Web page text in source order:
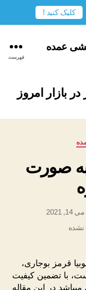
عمده
فهرست
بازار امروز
به صورت
می 14, 2021
نشده
قرمز بوجاری،
با تضمین کیفیت
در این مقاله
کلیک کنید !